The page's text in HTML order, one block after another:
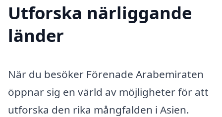
Utforska närliggande
länder
När du besöker Förenade Arabemiraten
öppnar sig en värld av möjligheter för att
utforska den rika mångfalden i Asien.